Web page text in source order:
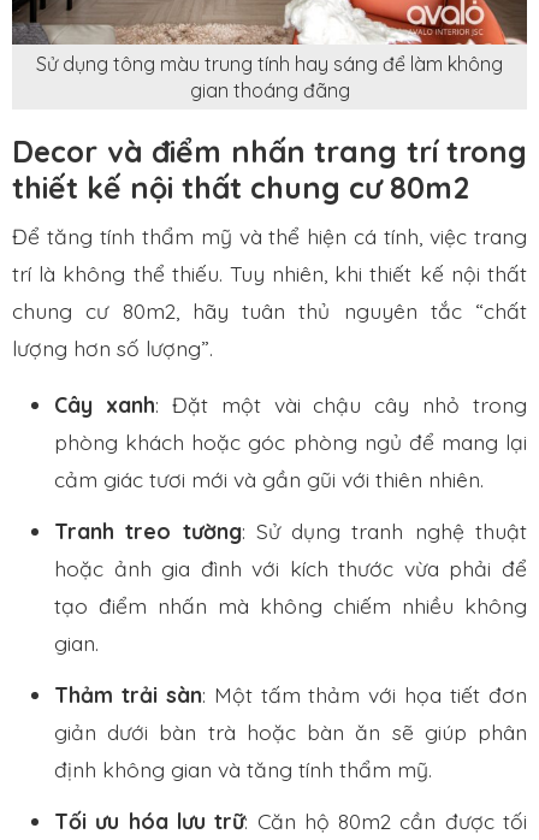
Sử dụng tông màu trung tính hay sáng để làm không
gian thoáng đãng
Decor và điểm nhấn trang trí trong
thiết kế nội thất chung cư 80m2
Để tăng tính thẩm mỹ và thể hiện cá tính, việc trang
trí là không thể thiếu. Tuy nhiên, khi thiết kế nội thất
chung cư 80m2, hãy tuân thủ nguyên tắc “chất
lượng hơn số lượng”.
Cây xanh: Đặt một vài chậu cây nhỏ trong
phòng khách hoặc góc phòng ngủ để mang lại
cảm giác tươi mới và gần gũi với thiên nhiên.
Tranh treo tường: Sử dụng tranh nghệ thuật
hoặc ảnh gia đình với kích thước vừa phải để
tạo điểm nhấn mà không chiếm nhiều không
gian.
Thảm trải sàn: Một tấm thảm với họa tiết đơn
giản dưới bàn trà hoặc bàn ăn sẽ giúp phân
định không gian và tăng tính thẩm mỹ.
Tối ưu hóa lưu trữ: Căn hộ 80m2 cần được tối